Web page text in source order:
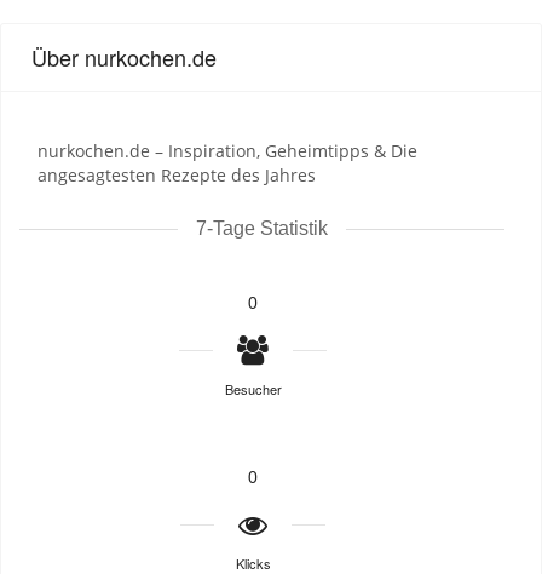
Über nurkochen.de
nurkochen.de – Inspiration, Geheimtipps & Die
angesagtesten Rezepte des Jahres
7-Tage Statistik
0
Besucher
0
Klicks